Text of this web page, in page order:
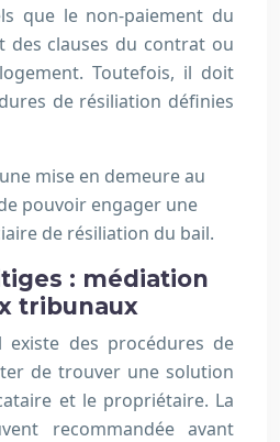
que le non-paiement du
des clauses du contrat ou
Toutefois, il doit
de résiliation définies
mise en demeure au
pouvoir engager une
de résiliation du bail.
: médiation
tribunaux
existe des procédures de
de trouver une solution
et le propriétaire. La
recommandée avant